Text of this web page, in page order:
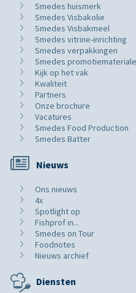
Smedes huismerk
Smedes Visbakolie
Smedes Visbakmeel
Smedes vitrine-inrichting
Smedes verpakkingen
Smedes
Kijk op het vak
Kwaliteit
Partners
Onze brochure
Vacatures
Smedes Food Production
Smedes Batter
Nieuws
Ons nieuws
4x
Spotlight op
Fishprof in...
Smedes on Tour
Foodnotes
Nieuws archief
Diensten